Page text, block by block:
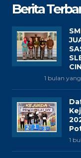
Berita
1 bulan
1